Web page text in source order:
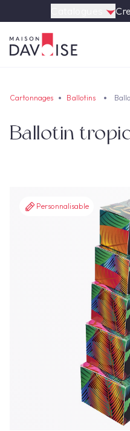
Cartonnages Ballotins
Ballotin
Personnalisable